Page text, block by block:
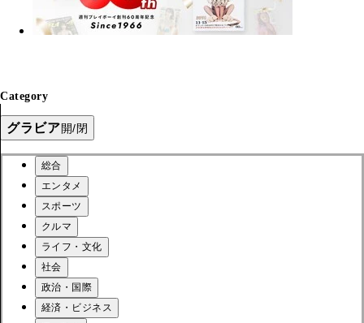
Category
グラビア開/閉
総合
エンタメ
スポーツ
クルマ
ライフ・文化
社会
政治・国際
経済・ビジネス